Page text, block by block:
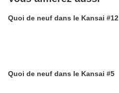
Quoi de neuf dans le Kansai #12
Quoi de neuf dans le Kansai #5